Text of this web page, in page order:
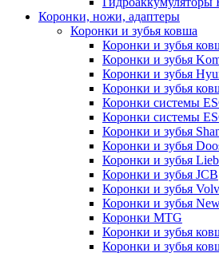
Коронки, ножи, адаптеры
Коронки и зубья ковша
Коронки и зубья
Коронки и зубья
Коронки и зубья
Коронки и зубья
Коронки системы
Коронки системы
Коронки и зубья
Коронки и зубья
Коронки и зубья
Коронки и зубья JCB
Коронки и зубья
Коронки и зубья
Коронки MTG
Коронки и зубья
Коронки и зубья